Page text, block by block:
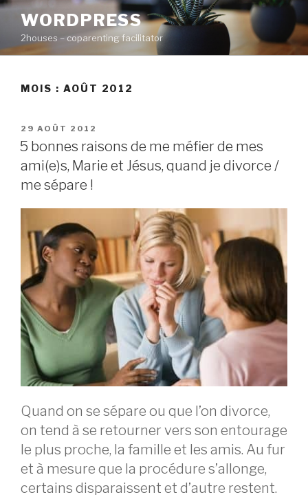
Aller
contenu
principal
WORDPRESS
2houses – coparenting facilitator
MOIS : AOÛT 2012
PUBLIÉ
LE
29 AOÛT 2012
5 bonnes raisons de me méfier de mes
ami(e)s, Marie et Jésus, quand je divorce /
me sépare !
Quand on se sépare ou que l’on divorce,
on tend à se retourner vers son entourage
le plus proche, la famille et les amis. Au fur
et à mesure que la procédure s’allonge,
certains disparaissent et d’autre restent.